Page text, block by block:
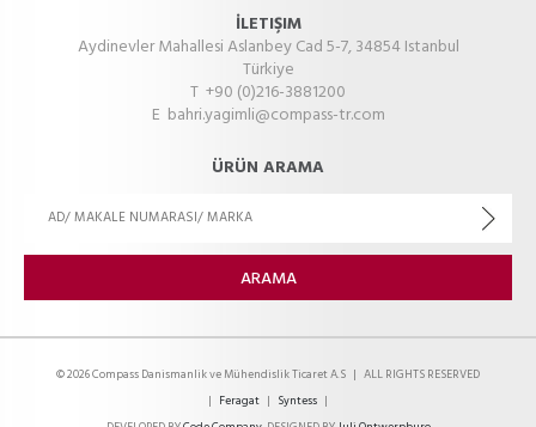
İLETIŞIM
Aydinevler Mahallesi Aslanbey Cad 5-7, 34854 Istanbul
Türkiye
T +90 (0)216-3881200
E bahri.yagimli@compass-tr.com
ÜRÜN ARAMA
© 2026 Compass Danismanlik ve Mühendislik Ticaret A.S | ALL RIGHTS RESERVED
| Feragat | Syntess |